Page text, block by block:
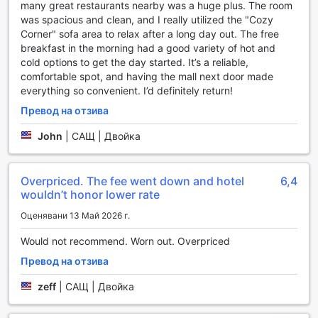
което Ню Йорк предлага.
Удобствата в стаите на Hyatt Place Garden City
Стаите в Hyatt Place Garden City предлагат
изключителен комфорт и съвременни удобства, които
ще направят вашия престой незабравим. Всеки гост
наличието на ежедневни вестници и инхаус филми,
които ще ви държат в крак с актуалните събития и ще
осигурят приятно забавление в уютната обстановка на
стаята.
кабелна телевизия, която предлага богат избор от
канали, за да можете да се насладите на любимите си
предавания и филми. За вашето удобство, в стаята ще
намерите и сешоар, който ще улесни подготовката ви за
деня. Не на последно място, безплатният чай и
предоставените тоалетни принадлежности добавят
допълнителен лукс и комфорт, като същевременно
създават уютна атмосфера, идеална за релаксация
many great restaurants nearby was a huge plus. The room
was spacious and clean, and I really utilized the "Cozy
Corner" sofa area to relax after a long day out. The free
breakfast in the morning had a good variety of hot and
cold options to get the day started. It’s a reliable,
comfortable spot, and having the mall next door made
everything so convenient. I’d definitely return!
Превод на отзива
John САЩ | Двойка
Overpriced. The fee went down and hotel
wouldn’t honor lower rate
6,4
Оценявани 13 Май 2026 г.
Would not recommend. Worn out. Overpriced
Превод на отзива
zeff САЩ | Двойка